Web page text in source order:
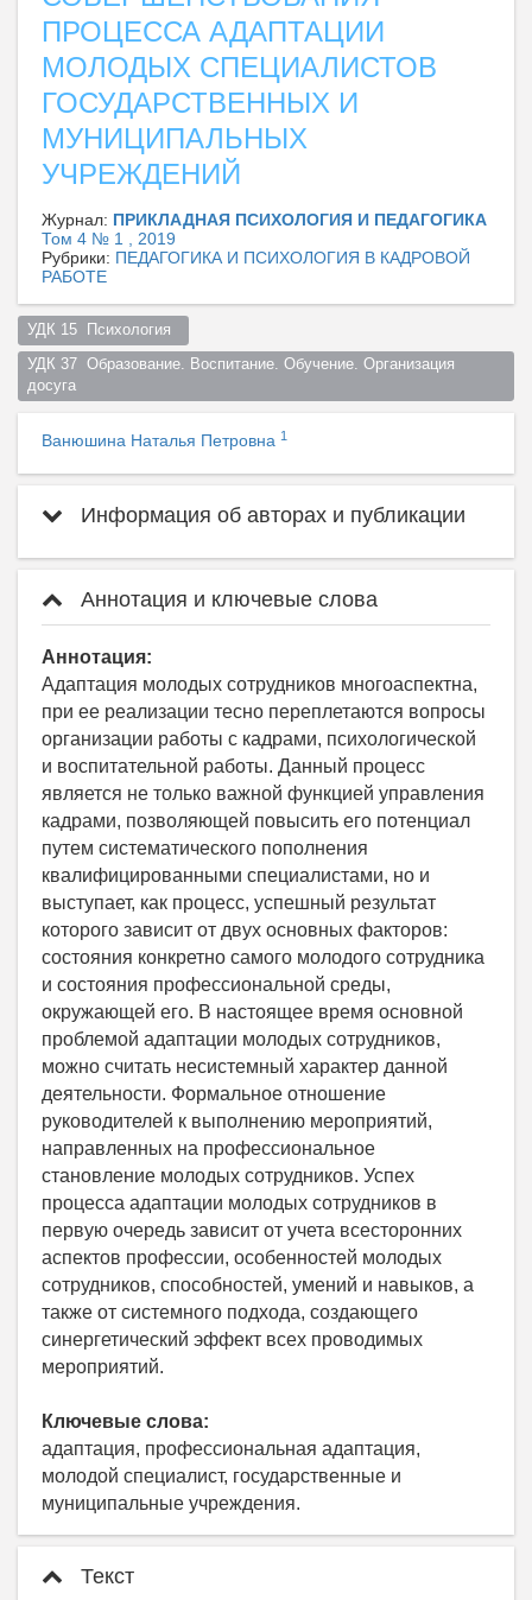
ПРОЦЕССА АДАПТАЦИИ
МОЛОДЫХ СПЕЦИАЛИСТОВ
ГОСУДАРСТВЕННЫХ И
МУНИЦИПАЛЬНЫХ
УЧРЕЖДЕНИЙ
Журнал: ПРИКЛАДНАЯ ПСИХОЛОГИЯ И ПЕДАГОГИКА
Том 4 № 1 , 2019
Рубрики: ПЕДАГОГИКА И ПСИХОЛОГИЯ В КАДРОВОЙ
РАБОТЕ
УДК 15  Психология
УДК 37  Образование. Воспитание. Обучение. Организация
досуга
Ванюшина Наталья Петровна 1
Информация об авторах и публикации
Аннотация и ключевые слова
Аннотация:
Адаптация молодых сотрудников многоаспектна,
при ее реализации тесно переплетаются вопросы
организации работы с кадрами, психологической
и воспитательной работы. Данный процесс
является не только важной функцией управления
кадрами, позволяющей повысить его потенциал
путем систематического пополнения
квалифицированными специалистами, но и
выступает, как процесс, успешный результат
которого зависит от двух основных факторов:
состояния конкретно самого молодого сотрудника
и состояния профессиональной среды,
окружающей его. В настоящее время основной
проблемой адаптации молодых сотрудников,
можно считать несистемный характер данной
деятельности. Формальное отношение
руководителей к выполнению мероприятий,
направленных на профессиональное
становление молодых сотрудников. Успех
процесса адаптации молодых сотрудников в
первую очередь зависит от учета всесторонних
аспектов профессии, особенностей молодых
сотрудников, способностей, умений и навыков, а
также от системного подхода, создающего
синергетический эффект всех проводимых
мероприятий.
Ключевые слова:
адаптация, профессиональная адаптация,
молодой специалист, государственные и
муниципальные учреждения.
Текст